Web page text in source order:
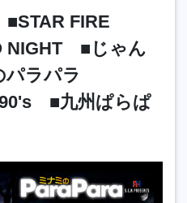
■STAR FIRE
NIGHT ■じゃん
ラパラ
■九州ぱらぱ